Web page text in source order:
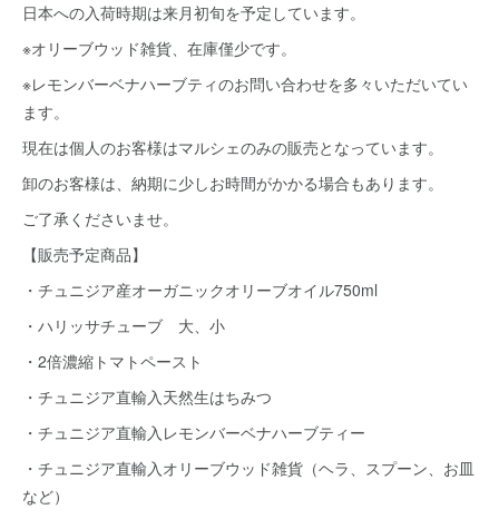
日本への入荷時期は来月初旬を予定しています。
※オリーブウッド雑貨、在庫僅少です。
※レモンバーベナハーブティのお問い合わせを多々いただいてい
ます。
現在は個人のお客様はマルシェのみの販売となっています。
卸のお客様は、納期に少しお時間がかかる場合もあります。
ご了承くださいませ。
【販売予定商品】
・チュニジア産オーガニックオリーブオイル750ml
・ハリッサチューブ 大、小
・2倍濃縮トマトペースト
・チュニジア直輸入天然生はちみつ
・チュニジア直輸入レモンバーベナハーブティー
・チュニジア直輸入オリーブウッド雑貨（ヘラ、スプーン、お皿
など）